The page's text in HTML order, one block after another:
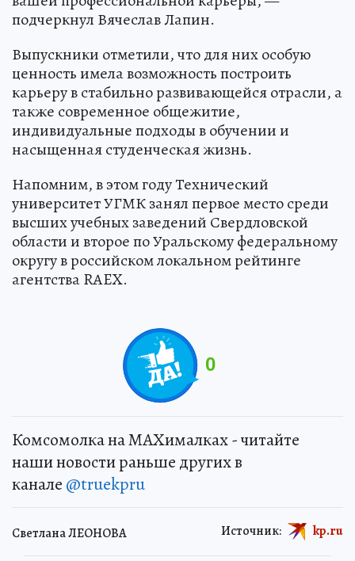
подчеркнул Вячеслав Лапин.
Выпускники отметили, что для них особую
ценность имела возможность построить
карьеру в стабильно развивающейся отрасли, а
также современное общежитие,
индивидуальные подходы в обучении и
насыщенная студенческая жизнь.
Напомним, в этом году Технический
университет УГМК занял первое место среди
высших учебных заведений Свердловской
области и второе по Уральскому федеральному
округу в российском локальном рейтинге
агентства RAEX.
0
Комсомолка на MAXималках - читайте
наши новости раньше других в
канале @truekpru
Светлана ЛЕОНОВА Источник: kp.ru